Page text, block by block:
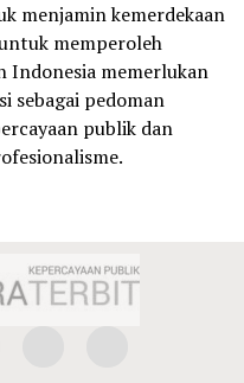
menjamin kemerdekaan
memperoleh
Indonesia memerlukan
sebagai pedoman
publik dan